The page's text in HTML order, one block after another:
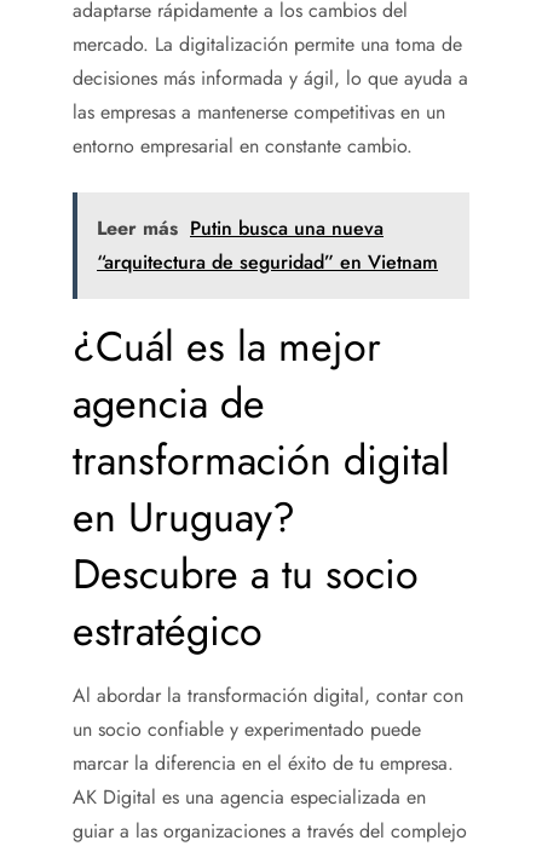
adaptarse rápidamente a los cambios del
mercado. La digitalización permite una toma de
decisiones más informada y ágil, lo que ayuda a
las empresas a mantenerse competitivas en un
entorno empresarial en constante cambio.
Leer más Putin busca una nueva
“arquitectura de seguridad” en Vietnam
¿Cuál es la mejor
agencia de
transformación digital
en Uruguay?
Descubre a tu socio
estratégico
Al abordar la transformación digital, contar con
un socio confiable y experimentado puede
marcar la diferencia en el éxito de tu empresa.
AK Digital es una agencia especializada en
guiar a las organizaciones a través del complejo